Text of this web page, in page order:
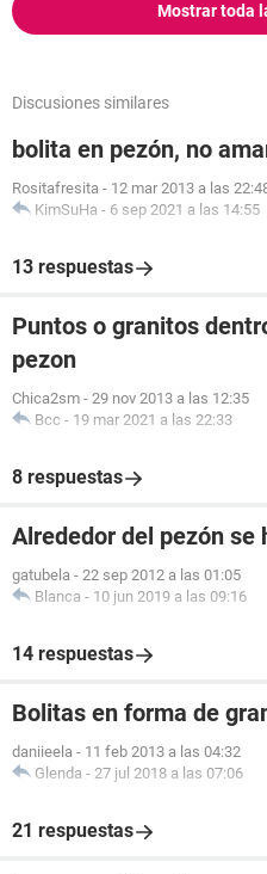
Mostrar toda
Discusiones similares
bolita en pezón, no
Rositafresita - 12 mar 2013 a las
KimSuHa - 6 sep 2021 a las 14:55
13 respuestas
Puntos o granitos
pezon
Chica2sm - 29 nov 2013 a las 12:35
Bcc - 19 mar 2021 a las 22:33
8 respuestas
Alrededor del pezón se
gatubela - 22 sep 2012 a las 01:05
Blanca - 10 jun 2019 a las 09:16
14 respuestas
Bolitas en forma de
daniieela - 11 feb 2013 a las 04:32
Glenda - 27 jul 2018 a las 07:06
21 respuestas